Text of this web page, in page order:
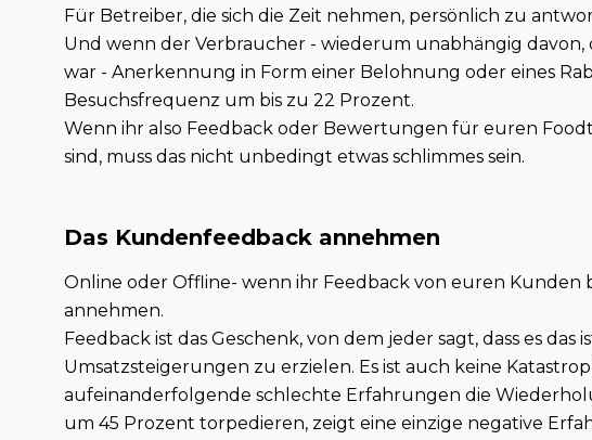
Für Betreiber, die sich die Zeit nehmen, persönlich zu
Und wenn der Verbraucher - wiederum unabhängig
war - Anerkennung in Form einer Belohnung oder eines
Besuchsfrequenz um bis zu 22 Prozent.
Wenn ihr also Feedback oder Bewertungen für euren
sind, muss das nicht unbedingt etwas schlimmes sein.
Das Kundenfeedback annehmen
Online oder Offline- wenn ihr Feedback von euren
annehmen.
Feedback ist das Geschenk, von dem jeder sagt, dass es
Umsatzsteigerungen zu erzielen. Es ist auch keine
aufeinanderfolgende schlechte Erfahrungen die
um 45 Prozent torpedieren, zeigt eine einzige negative